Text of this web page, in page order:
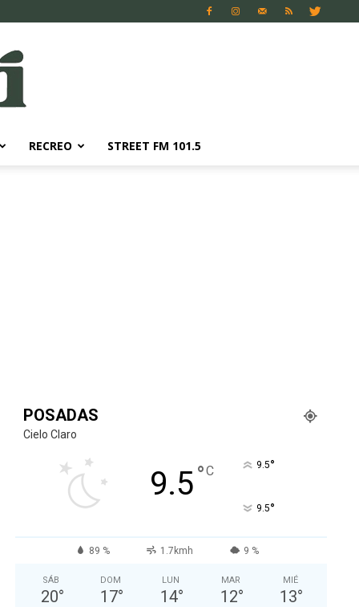
RECREO STREET FM 101.5
POSADAS
Cielo Claro
9.5°C 9.5°
9.5°
89 % 1.7kmh 9 %
SÁB
20°
DOM
17°
LUN
14°
MAR
12°
MIÉ
13°